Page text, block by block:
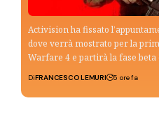
Activision ha fissato
dove verrà mostrato per la
Warfare 4 e partirà la fase beta
DiFRANCESCO LEMURI 5 ore fa